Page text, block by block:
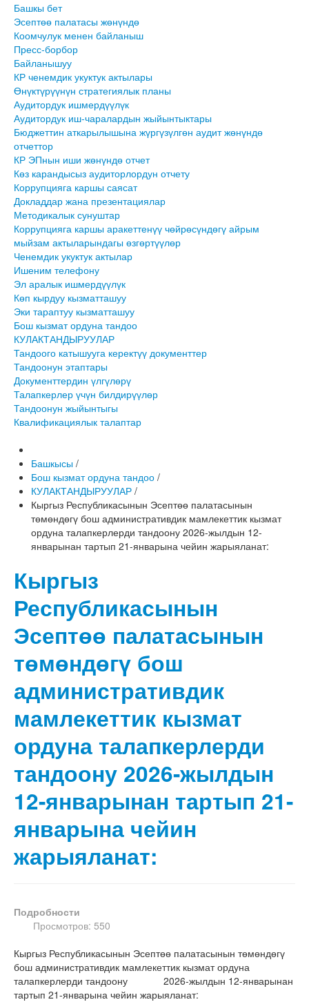
Башкы бет
Эсептөө палатасы жөнүндө
Коомчулук менен байланыш
Пресс-борбор
Байланышуу
КР ченемдик укуктук актылары
Өнүктүрүүнүн стратегиялык планы
Аудитордук ишмердүүлүк
Аудитордук иш-чаралардын жыйынтыктары
Бюджеттин аткарылышына жүргүзүлгөн аудит жөнүндө
отчеттор
КР ЭПнын иши жөнүндө отчет
Көз карандысыз аудиторлордун отчету
Коррупцияга каршы саясат
Докладдар жана презентациялар
Методикалык сунуштар
Коррупцияга каршы аракеттенүү чөйрөсүндөгү айрым
мыйзам актыларындагы өзгөртүүлөр
Ченемдик укуктук актылар
Ишеним телефону
Эл аралык ишмердүүлүк
Көп кырдуу кызматташуу
Эки тараптуу кызматташуу
Бош кызмат ордуна тандоо
КУЛАКТАНДЫРУУЛАР
Тандоого катышууга керектүү документтер
Тандоонун этаптары
Документтердин үлгүлөрү
Талапкерлер үчүн билдирүүлөр
Тандоонун жыйынтыгы
Квалификациялык талаптар
Башкысы /
Бош кызмат ордуна тандоо /
КУЛАКТАНДЫРУУЛАР /
Кыргыз Республикасынын Эсептөө палатасынын
төмөндөгү бош административдик мамлекеттик кызмат
ордуна талапкерлерди тандоону 2026-жылдын 12-
январынан тартып 21-январына чейин жарыяланат:
Кыргыз
Республикасынын
Эсептөө палатасынын
төмөндөгү бош
административдик
мамлекеттик кызмат
ордуна талапкерлерди
тандоону 2026-жылдын
12-январынан тартып 21-
январына чейин
жарыяланат:
Подробности
Просмотров: 550
Кыргыз Республикасынын Эсептөө палатасынын төмөндөгү
бош административдик мамлекеттик кызмат ордуна
талапкерлерди тандоону 2026-жылдын 12-январынан
тартып 21-январына чейин жарыяланат: